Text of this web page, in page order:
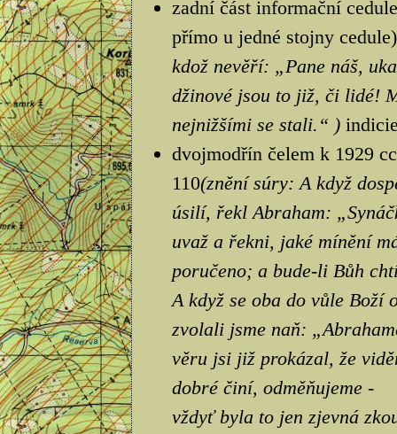
zadní část informační
přímo u jedné stojny
kdož nevěří: „Pane náš,
džinové jsou to již, či lidé!
nejnižšími se stali.“ )
dvojmodřín čelem k 1929
110(znění súry: A když
úsilí, řekl Abraham:
uvaž a řekni, jaké mínění
poručeno; a bude-li Bůh
A když se oba do vůle Boží
zvolali jsme naň:
věru jsi již prokázal, že
dobré činí, odměňujeme -
vždyť byla to jen zjevná